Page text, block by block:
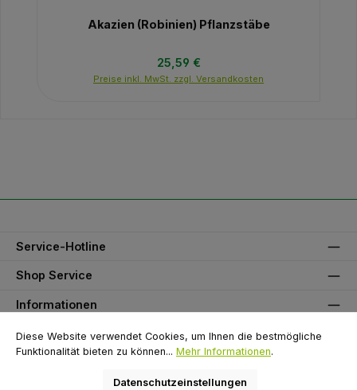
Akazien (Robinien) Pflanzstäbe
Regulärer Preis:
25,59 €
Preise inkl. MwSt. zzgl. Versandkosten
Service-Hotline
Shop Service
Informationen
Unser Partner
Diese Website verwendet Cookies, um Ihnen die bestmögliche
Funktionalität bieten zu können... Mehr Informationen.
Datenschutzeinstellungen